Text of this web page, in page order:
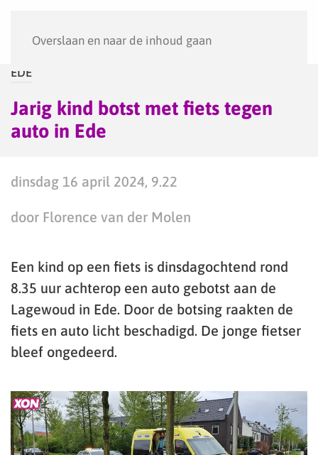
Overslaan en naar de inhoud gaan
EDE
Jarig kind botst met fiets tegen
auto in Ede
dinsdag 16 april 2024, 9.22
door Florence van der Molen
Een kind op een fiets is dinsdagochtend rond
8.35 uur achterop een auto gebotst aan de
Lagewoud in Ede. Door de botsing raakten de
fiets en auto licht beschadigd. De jonge fietser
bleef ongedeerd.